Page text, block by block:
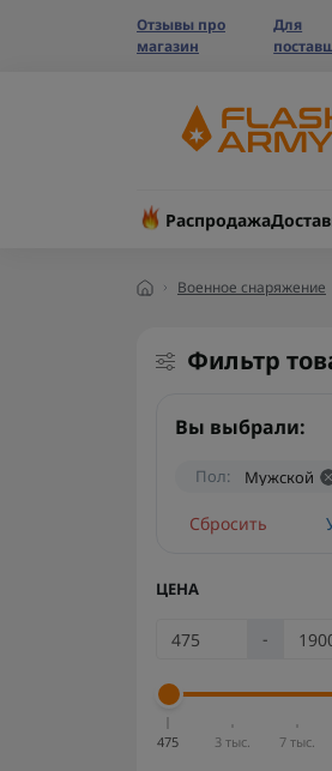
Отзывы про
магазин
Для
Распродажа
Военное снаряжение
Фильтр
Вы выбрали:
Пол: Мужской
Сбросить
ЦЕНА
-
475 3 тыс. 7 тыс.